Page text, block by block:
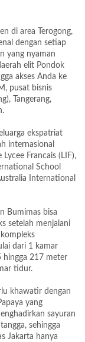
di area Terogong,
dengan setiap
yang nyaman
elit Pondok
akses Anda ke
pusat bisnis
Tangerang,
ekspatriat
internasional
Francais (LIF),
School
International
Bumimas bisa
setelah menjalani
dari 1 kamar
hingga 217 meter
tidur.
khawatir dengan
yang
sayuran
sehingga
Jakarta hanya